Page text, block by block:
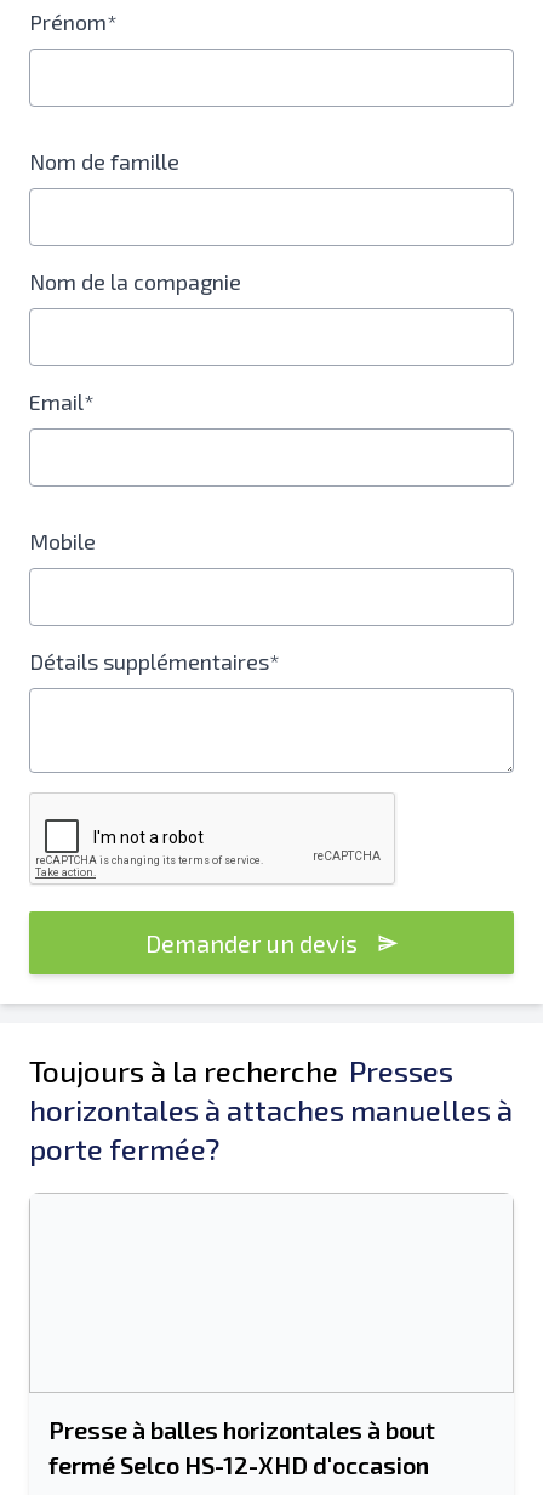
Prénom*
Nom de famille
Nom de la compagnie
Email*
Mobile
Détails supplémentaires*
Demander un devis
Toujours à la recherche Presses
horizontales à attaches manuelles à
porte fermée?
Presse à balles horizontales à bout
fermé Selco HS-12-XHD d'occasion